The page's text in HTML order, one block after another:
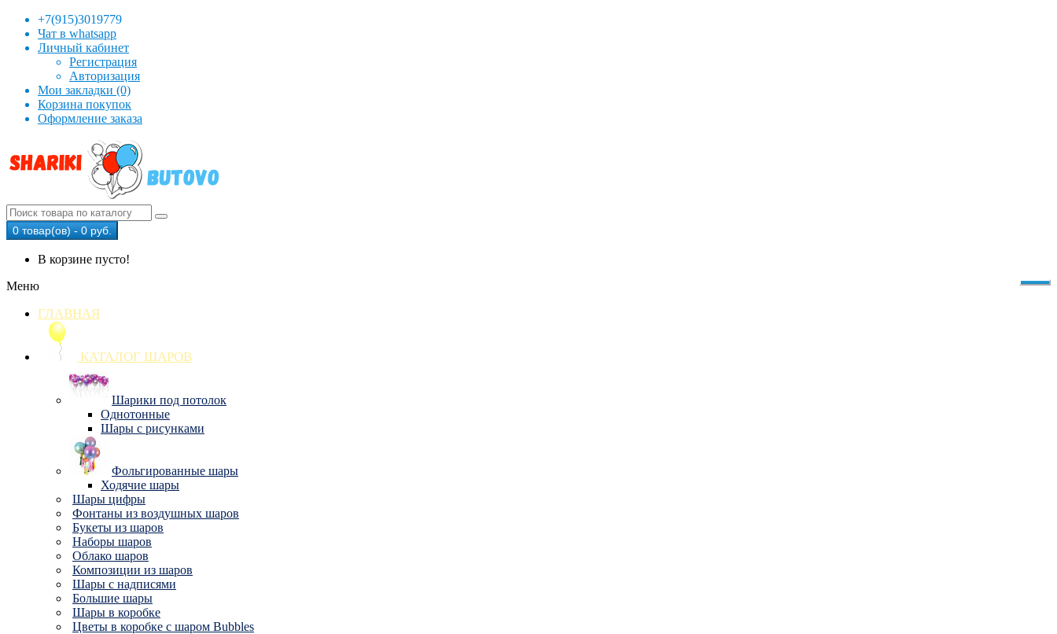
+7(915)3019779
Чат в whatsapp
Личный кабинет
Регистрация
Авторизация
Мои закладки (0)
Корзина покупок
Оформление заказа
0 товар(ов) - 0 руб.
В корзине пусто!
Меню
ГЛАВНАЯ
КАТАЛОГ ШАРОВ
Шарики под потолок
Однотонные
Шары с рисунками
Фольгированные шары
Ходячие шары
Шары цифры
Фонтаны из воздушных шаров
Букеты из шаров
Наборы шаров
Облако шаров
Композиции из шаров
Шары с надписями
Большие шары
Шары в коробке
Цветы в коробке с шаром Bubbles